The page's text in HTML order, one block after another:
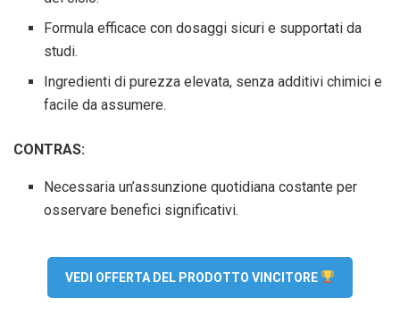
Formula efficace con dosaggi sicuri e supportati da
studi.
Ingredienti di purezza elevata, senza additivi chimici e
facile da assumere.
CONTRAS:
Necessaria un’assunzione quotidiana costante per
osservare benefici significativi.
VEDI OFFERTA DEL PRODOTTO VINCITORE